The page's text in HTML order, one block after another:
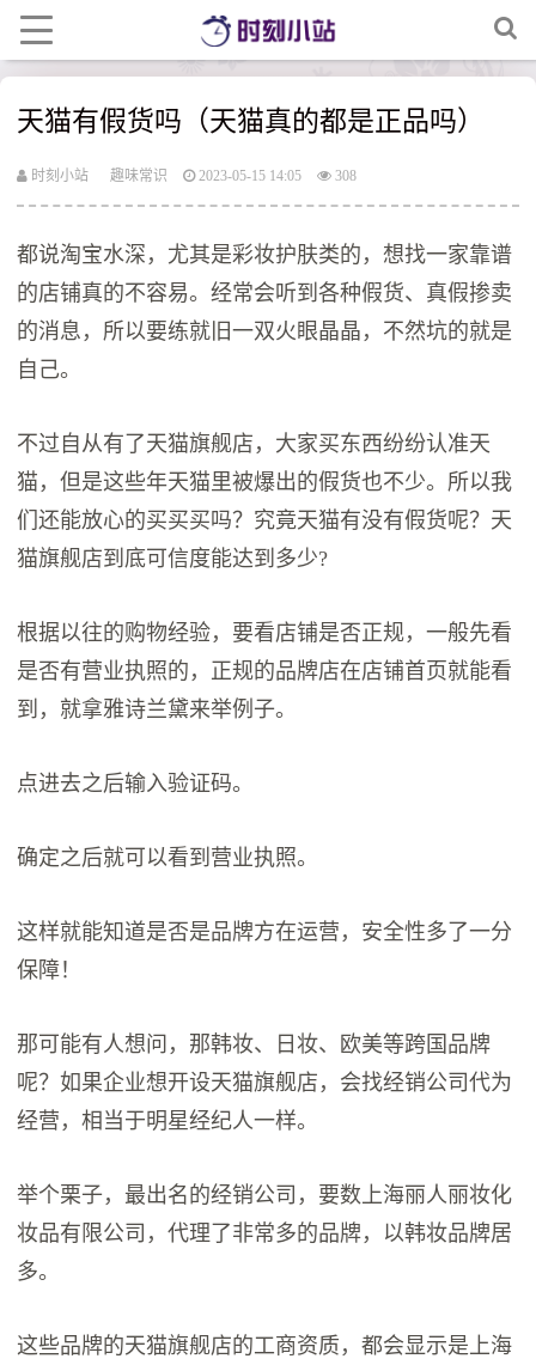
天猫有假货吗（天猫真的都是正品吗）
时刻小站 趣味常识 2023-05-15 14:05 308
都说淘宝水深，尤其是彩妆护肤类的，想找一家靠谱
的店铺真的不容易。经常会听到各种假货、真假掺卖
的消息，所以要练就旧一双火眼晶晶，不然坑的就‍是
自己。
不过自从有了天猫旗舰店，大家买东西纷纷认准天
猫，但是这些年天猫里被爆出的假货也不少。所以我
们还能放心的买买买吗？究竟天猫有没有假货呢？天
猫旗舰店到底可信度能达到多少?
根据以往的购物经验，要看店铺是否正规，一般先看
是否有营业执照的，正规的品牌店在店铺首页就能看
到，就拿雅诗兰黛来举例子。
点进去之后输入验证码。
确定之后就可以看到营业执照。
这样就能知道是否是品牌方在运营，安全性多了一分
保障！
那可能有人想问，那韩妆、日妆、欧美等跨国品牌
呢？如果企业想开设天猫旗舰店，会找经销公司代为
经营，相当于明星经纪人一样。
举个栗子，最出名的经销公司，要数上海丽人丽妆化
妆品有限公司，代理了非常多的品牌，以韩妆品牌居
多。
这些品牌的天猫旗舰店的工商资质，都会显示是上海